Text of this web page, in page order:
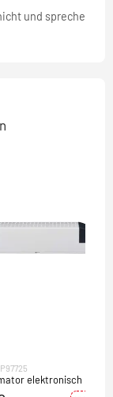
und spreche
elektronisch